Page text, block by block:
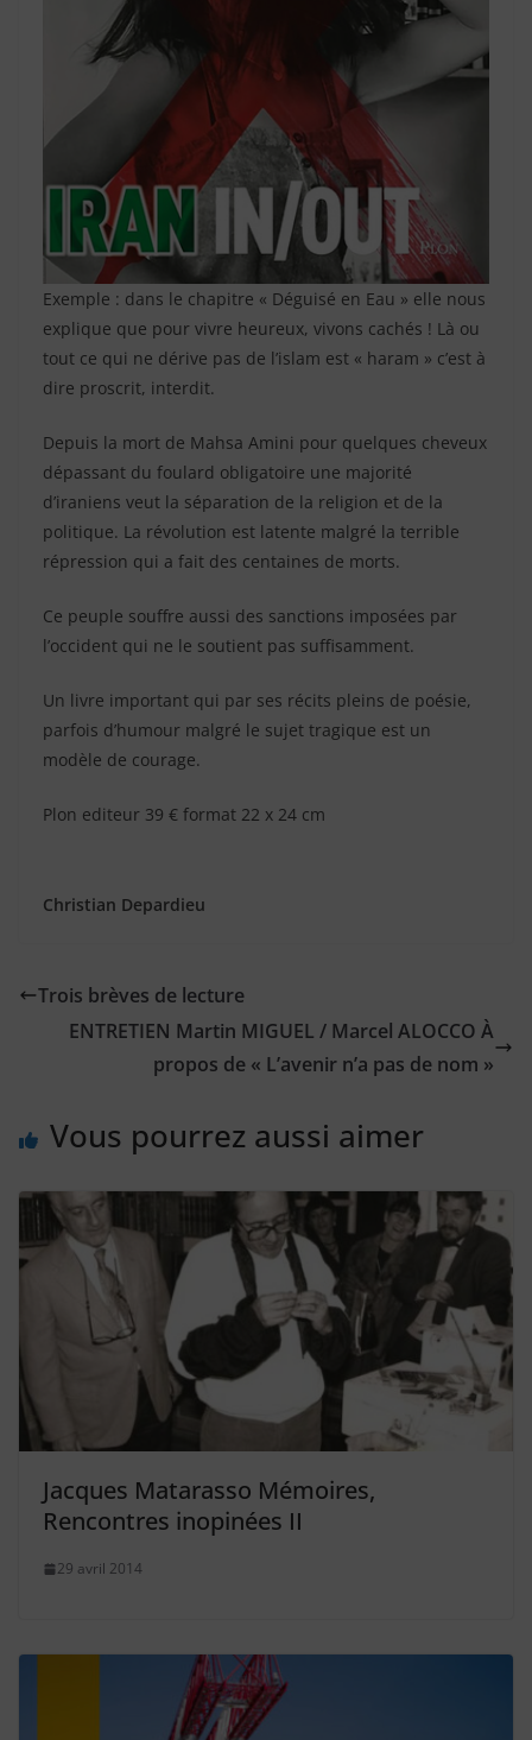
Exemple : dans le chapitre « Déguisé en Eau » elle nous
explique que pour vivre heureux, vivons cachés ! Là ou
tout ce qui ne dérive pas de l’islam est « haram » c’est à
dire proscrit, interdit.
Depuis la mort de Mahsa Amini pour quelques cheveux
dépassant du foulard obligatoire une majorité
d’iraniens veut la séparation de la religion et de la
politique. La révolution est latente malgré la terrible
répression qui a fait des centaines de morts.
Ce peuple souffre aussi des sanctions imposées par
l’occident qui ne le soutient pas suffisamment.
Un livre important qui par ses récits pleins de poésie,
parfois d’humour malgré le sujet tragique est un
modèle de courage.
Plon editeur 39 € format 22 x 24 cm
Christian Depardieu
Trois brèves de lecture
ENTRETIEN Martin MIGUEL / Marcel ALOCCO À
propos de « L’avenir n’a pas de nom »
Vous pourrez aussi aimer
Jacques Matarasso Mémoires,
Rencontres inopinées II
29 avril 2014